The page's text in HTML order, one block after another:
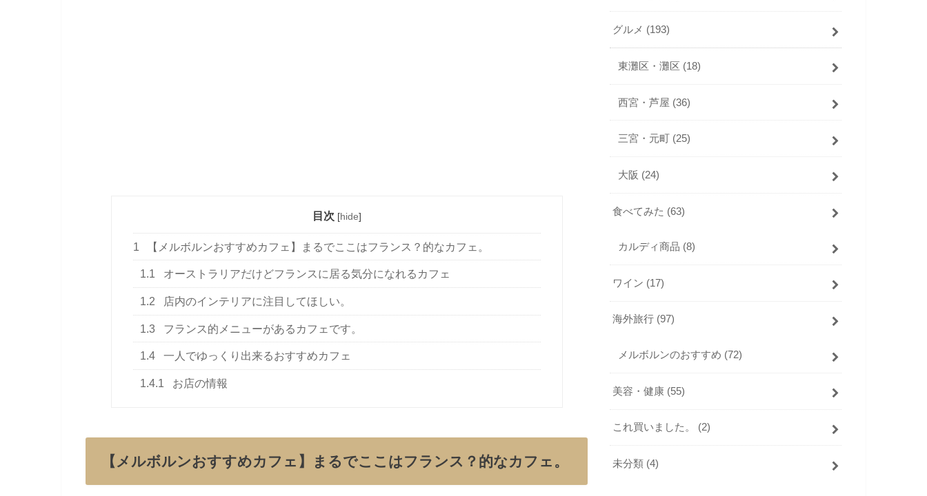
目次 [hide]
1 【メルボルンおすすめカフェ】まるでここはフランス？的なカフェ。
1.1 オーストラリアだけどフランスに居る気分になれるカフェ
1.2 店内のインテリアに注目してほしい。
1.3 フランス的メニューがあるカフェです。
1.4 一人でゆっくり出来るおすすめカフェ
1.4.1 お店の情報
【メルボルンおすすめカフェ】まるでここはフランス？的なカフェ。
グルメ (193)
東灘区・灘区 (18)
西宮・芦屋 (36)
三宮・元町 (25)
大阪 (24)
食べてみた (63)
カルディ商品 (8)
ワイン (17)
海外旅行 (97)
メルボルンのおすすめ (72)
美容・健康 (55)
これ買いました。 (2)
未分類 (4)